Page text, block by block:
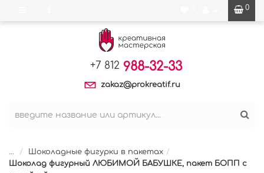
0
+7 812 988-32-33
zakaz@prokreatif.ru
...
Шоколадные фигурки в пакетах
Шоколад фигурный ЛЮБИМОЙ БАБУШКЕ, пакет БОПП с